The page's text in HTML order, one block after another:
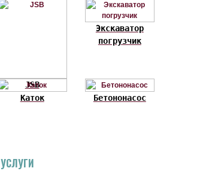
JSB
Экскаватор
погрузчик
Каток Бетононасос
УСЛУГИ